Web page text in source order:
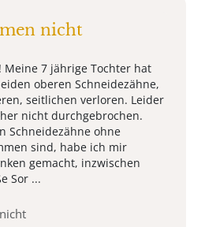
nicht
Meine 7 jährige Tochter hat
oberen Schneidezähne,
seitlichen verloren. Leider
nicht durchgebrochen.
Schneidezähne ohne
sind, habe ich mir
gemacht, inzwischen
Sor ...